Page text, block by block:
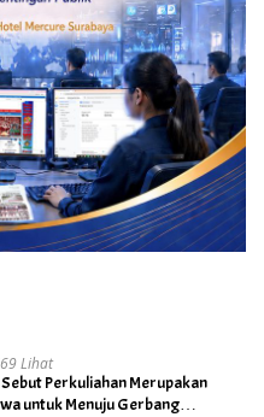
Lihat
Perkuliahan Merupakan
untuk Menuju Gerbang